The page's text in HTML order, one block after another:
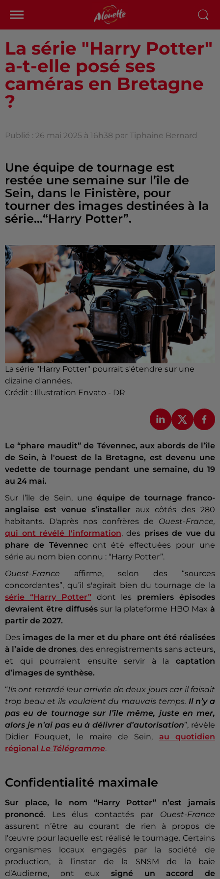
La série "Harry Potter"
a-t-elle posé ses
caméras en Bretagne
?
Publié : 26 mai 2025 à 16h38 par Tiphaine Bernard
Une équipe de tournage est
restée une semaine sur l’île de
Sein, dans le Finistère, pour
tourner des images destinées à la
série…“Harry Potter”.
La série "Harry Potter" pourrait s'étendre sur une
dizaine d'années.
Crédit : Illustration Envato - DR
Le “phare maudit” de Tévennec, aux abords de l’île
de Sein, à l'ouest de la Bretagne, est devenu une
vedette de tournage pendant une semaine, du 19
au 24 mai.
Sur l’île de Sein, uneéquipe de tournage franco-
anglaise est venue s’installer aux côtés des 280
habitants. D'après nos confrères de Ouest-France,
qui ont révélé l'information, des prises de vue du
phare de Tévennecont été effectuées pour une
série au nom bien connu : “Harry Potter”.
Ouest-France affirme, selon des “sources
concordantes”, qu’il s'agirait bien du tournage de la
série “Harry Potter”dont les premiers épisodes
devraient être diffusés sur la plateforme HBO Max à
partir de 2027.
Des images de la mer et du phare ont été réalisées
à l’aide de drones, des enregistrements sans acteurs,
et qui pourraient ensuite servir à la captation
d’images de synthèse.
“Ils ont retardé leur arrivée de deux jours car il faisait
trop beau et ils voulaient du mauvais temps. Il n’y a
pas eu de tournage sur l’île même, juste en mer,
alors je n’ai pas eu à délivrer d’autorisation”, révèle
Didier Fouquet, le maire de Sein, au quotidien
régional Le Télégramme.
Confidentialité maximale
Sur place, le nom “Harry Potter” n’est jamais
prononcé. Les élus contactés par Ouest-France
assurent n’être au courant de rien à propos de
l'œuvre pour laquelle est réalisé le tournage. Certains
organismes locaux engagés par la société de
production, à l’instar de la SNSM de la baie
d’Audierne, ont eux signé un accord de